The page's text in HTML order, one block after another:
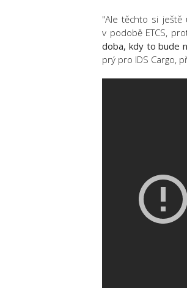
"Ale těchto si ještě
v podobě ETCS,
doba, kdy to bude
prý pro IDS Cargo,